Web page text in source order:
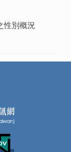
性別概況